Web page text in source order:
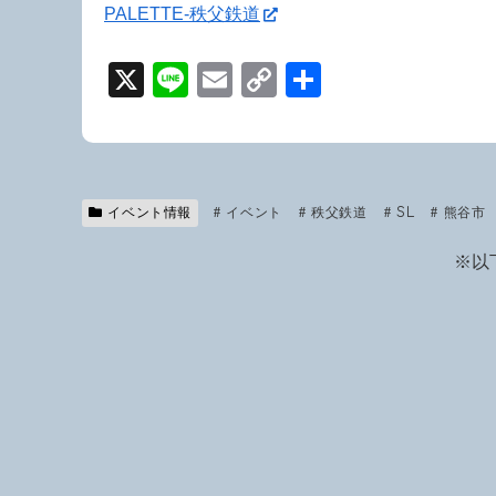
PALETTE-秩父鉄道
X
Li
e
E
ail
C
p
Li
イベント情報 イベント 秩父鉄道 SL 熊谷市
※以